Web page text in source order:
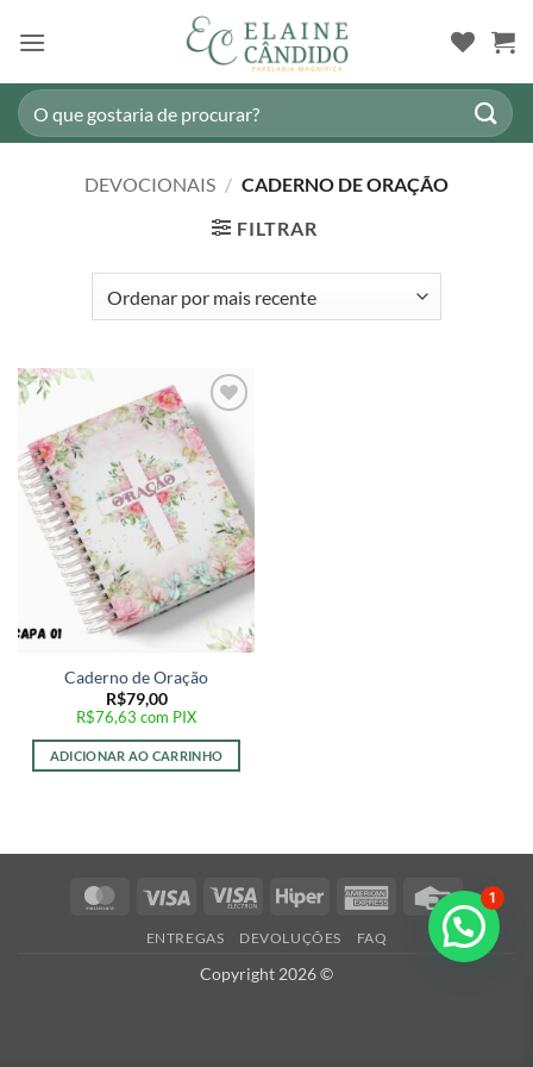
Pesquisar
por:
DEVOCIONAIS / CADERNO DE ORAÇÃO
FILTRAR
Adicionar
a lista de
desejos
Caderno de Oração
R$79,00
R$76,63 com PIX
ADICIONAR AO CARRINHO
MasterCardVisa
Visa
Hiper
American
Express
Credit
Card
ENTREGAS DEVOLUÇÕES FAQ
Copyright 2026 ©
1